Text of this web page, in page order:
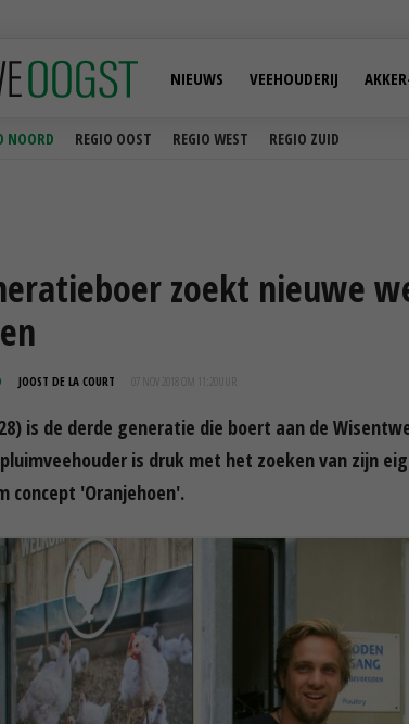
NOORD REGIO OOST REGIO WEST REGIO ZUID
NIEUWS VEEHOUDERIJ
zoekt nieuwe
JOOST DE LA COURT 07 NOV 2018 OM 11:20
is de derde generatie die boert aan de
is druk met het zoeken van zijn
concept 'Oranjehoen'.